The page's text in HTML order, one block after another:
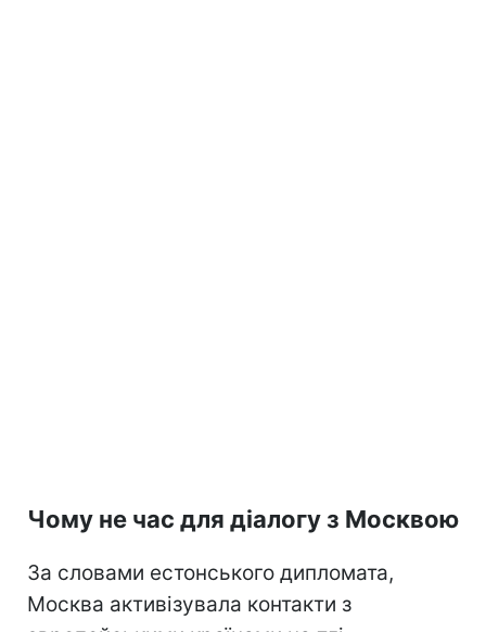
Чому не час для діалогу з Москвою
За словами естонського дипломата,
Москва активізувала контакти з